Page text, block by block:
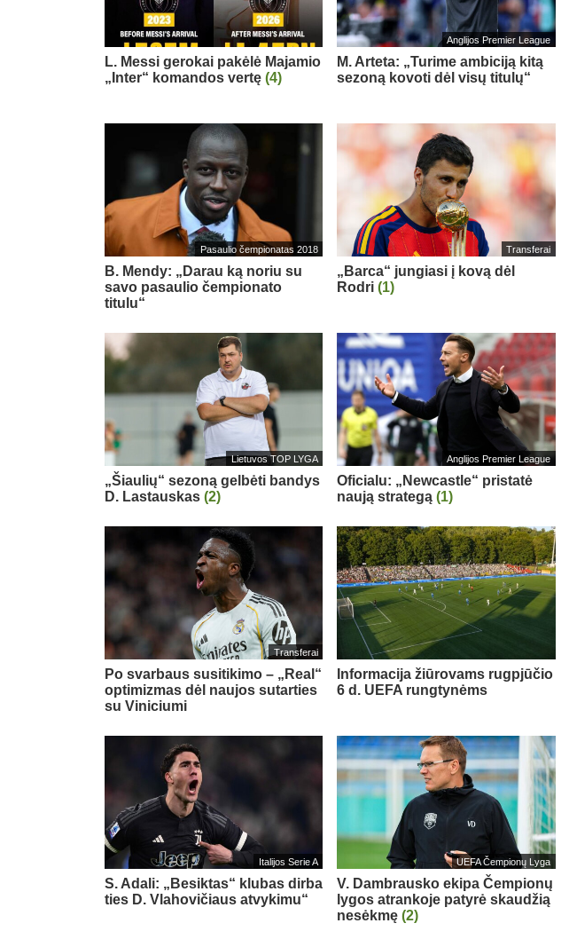
L. Messi gerokai pakėlė Majamio
„Inter“ komandos vertę (4)
Anglijos Premier League
M. Arteta: „Turime ambiciją kitą
sezoną kovoti dėl visų titulų“
Pasaulio čempionatas 2018
B. Mendy: „Darau ką noriu su
savo pasaulio čempionato
titulu“
Transferai
„Barca“ jungiasi į kovą dėl
Rodri(1)
Lietuvos TOP LYGA
„Šiaulių“ sezoną gelbėti bandys
D. Lastauskas (2)
Anglijos Premier League
Oficialu: „Newcastle“ pristatė
naują strategą(1)
Transferai
Po svarbaus susitikimo – „Real“
optimizmas dėl naujos sutarties
su Viniciumi
Informacija žiūrovams rugpjūčio
6 d. UEFA rungtynėms
Italijos Serie A
S. Adali: „Besiktas“ klubas dirba
ties D. Vlahovičiaus atvykimu“
UEFA Čempionų Lyga
V. Dambrausko ekipa Čempionų
lygos atrankoje patyrė skaudžią
nesėkmę(2)